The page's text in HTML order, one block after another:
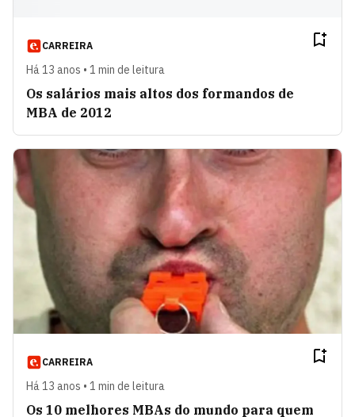
CARREIRA
Há 13 anos • 1 min de leitura
Os salários mais altos dos formandos de
MBA de 2012
CARREIRA
Há 13 anos • 1 min de leitura
Os 10 melhores MBAs do mundo para quem